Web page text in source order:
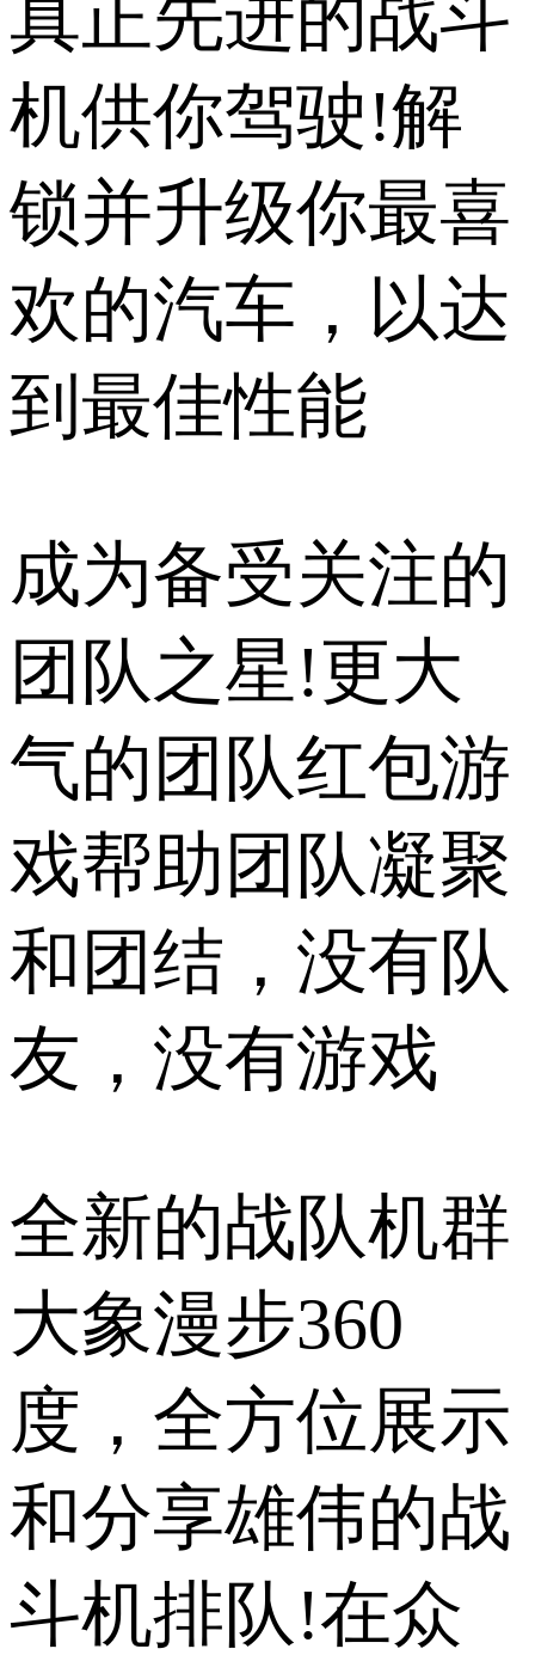
真正先进的战斗
机供你驾驶!解
锁并升级你最喜
欢的汽车，以达
到最佳性能
成为备受关注的
团队之星!更大
气的团队红包游
戏帮助团队凝聚
和团结，没有队
友，没有游戏
全新的战队机群
大象漫步360
度，全方位展示
和分享雄伟的战
斗机排队!在众